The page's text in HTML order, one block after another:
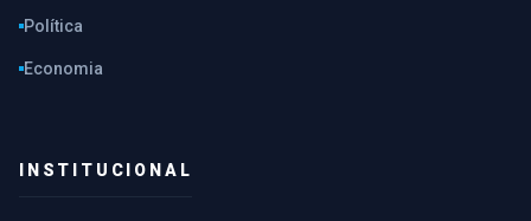
Política
Economia
INSTITUCIONAL